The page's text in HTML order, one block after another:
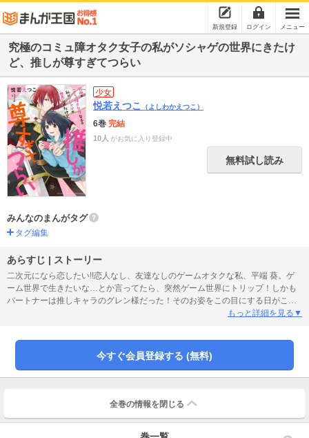
新規登録 ログイン メニュー
究極のコミュ障オタク女子の私がソシャゲの世界にきたけ
ど、推しが尊すぎてつらい
少女
悦若えつこ （よしわかえつこ）
6巻 完結
10人 がお気に入り登録中
無料試し読み
みんなのまんがタグ
タグ編集
あらすじ | ストーリー
二次元になら恋したい!!恋人なし、友達なしのゲームオタクな私、平端 葵。ゲ
ーム世界で生きたいな…とか言ってたら、突然ゲーム世界にトリップ！しかも
パートナーは推しキャラのグレン様だった！そのお姿をこの目にする日がこよ
うとは！でも私ごときがグレン様と話せるはずもなく…でもグレン様は話せず
ャゲの世界にきたけど、推しが尊すぎてつらい」と同一作品です。重複購入に
もっと詳細を見る▼
今すぐ会員登録する (無料)
全巻の情報を 閉じる